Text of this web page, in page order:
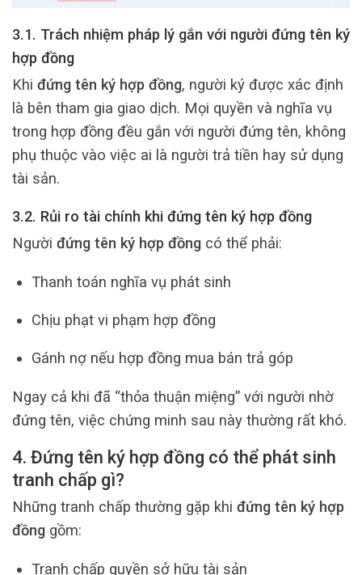
3.1. Trách nhiệm pháp lý gắn với người đứng tên ký
hợp đồng
Khi đứng tên ký hợp đồng, người ký được xác định
là bên tham gia giao dịch. Mọi quyền và nghĩa vụ
trong hợp đồng đều gắn với người đứng tên, không
phụ thuộc vào việc ai là người trả tiền hay sử dụng
tài sản.
3.2. Rủi ro tài chính khi đứng tên ký hợp đồng
Người đứng tên ký hợp đồng có thể phải:
Thanh toán nghĩa vụ phát sinh
Chịu phạt vi phạm hợp đồng
Gánh nợ nếu hợp đồng mua bán trả góp
Ngay cả khi đã “thỏa thuận miệng” với người nhờ
đứng tên, việc chứng minh sau này thường rất khó.
4. Đứng tên ký hợp đồng có thể phát sinh
tranh chấp gì?
Những tranh chấp thường gặp khi đứng tên ký hợp
đồng gồm:
Tranh chấp quyền sở hữu tài sản